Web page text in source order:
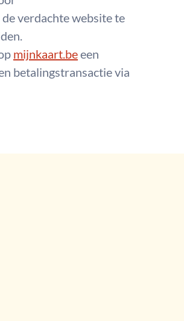
de verdachte website te
mijnkaart.beeen
betalingstransactie via